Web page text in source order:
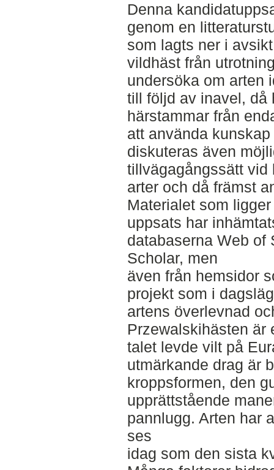
Denna
genom en
som lagts ner i
vildhäst från
undersöka om arten
till följd av inavel, då
härstammar från
att använda
diskuteras även
tillvägagångssätt vid
arter och då främst
Materialet som
uppsats har
databaserna Web of
Scholar, men
även från hemsidor
projekt som i
artens överlevnad
Przewalskihästen är
talet levde vilt på
utmärkande drag är
kroppsformen, den
upprättstående
pannlugg. Arten har
ses
idag som den sista